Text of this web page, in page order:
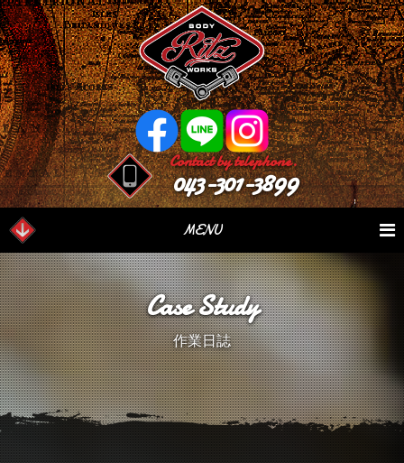
Contact by telephone.
043-301-3899
MENU
Our Serivce
業務内容 Stock List
在庫車情報
Parts Sales
パーツ情報 Case Study
作業日誌
Blog
つぶやき Factory
会社概要
Case Study
作業日誌